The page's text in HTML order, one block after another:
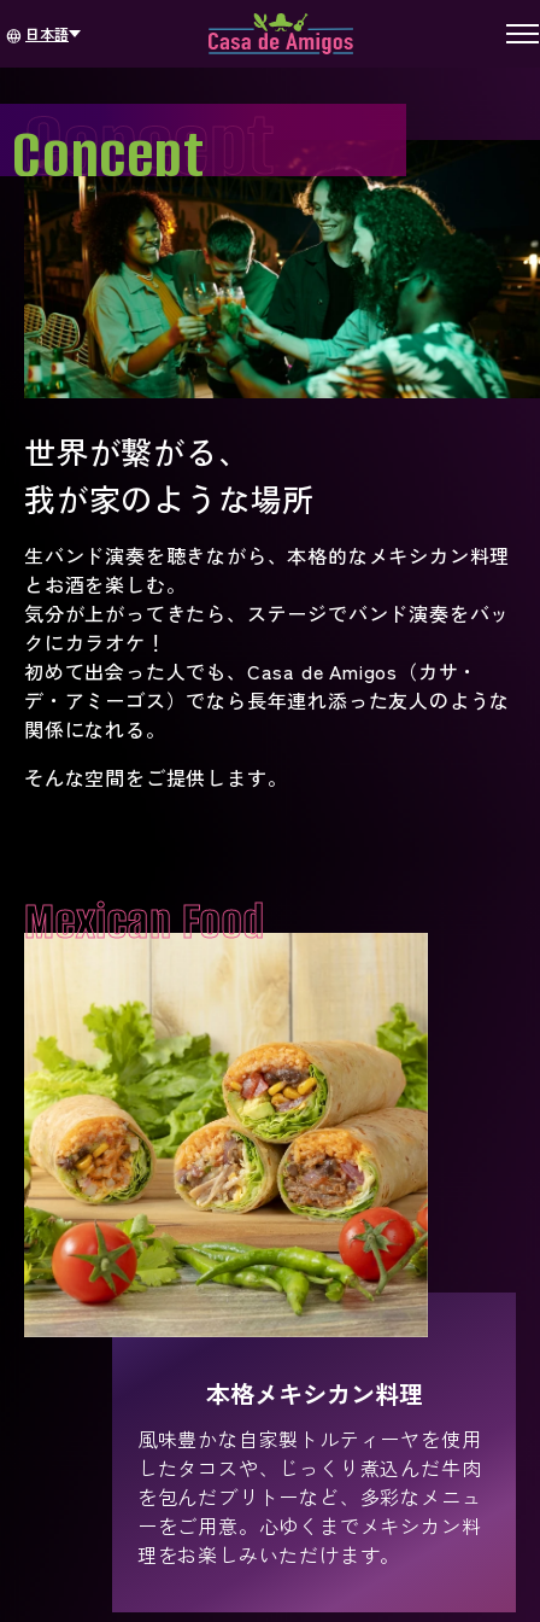
language 日本語
Concept
Concept
世界が繋がる、
我が家のような場所
生バンド演奏を聴きながら、本格的なメキシカン料理
とお酒を楽しむ。
気分が上がってきたら、ステージでバンド演奏をバッ
クにカラオケ！
初めて出会った人でも、Casa de Amigos（カサ・
デ・アミーゴス）でなら長年連れ添った友人のような
関係になれる。
そんな空間をご提供します。
Mexican Food
本格メキシカン料理
風味豊かな自家製トルティーヤを使用
したタコスや、じっくり煮込んだ牛肉
を包んだブリトーなど、多彩なメニュ
ーをご用意。心ゆくまでメキシカン料
理をお楽しみいただけます。